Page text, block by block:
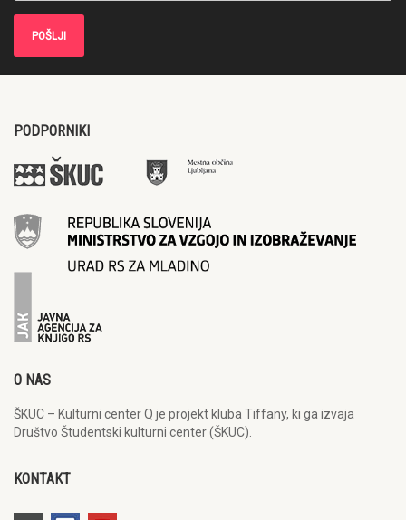
PODPORNIKI
O NAS
ŠKUC – Kulturni center Q je projekt kluba Tiffany, ki ga izvaja
Društvo Študentski kulturni center (ŠKUC).
KONTAKT